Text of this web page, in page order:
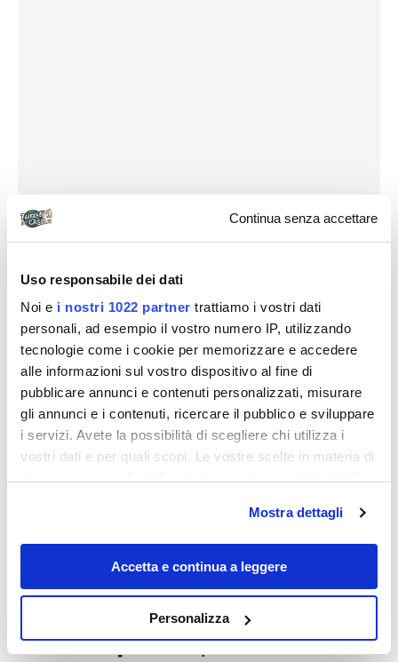
Continua senza accettare
Uso responsabile dei dati
Noi e i nostri 1022 partner trattiamo i vostri dati
personali, ad esempio il vostro numero IP, utilizzando
tecnologie come i cookie per memorizzare e accedere
alle informazioni sul vostro dispositivo al fine di
pubblicare annunci e contenuti personalizzati, misurare
gli annunci e i contenuti, ricercare il pubblico e sviluppare
i servizi. Avete la possibilità di scegliere chi utilizza i
vostri dati e per quali scopi. Le vostre scelte in materia di
modificare o revocare il proprio consenso in qualsiasi
momento dalla Dichiarazione sui cookie o facendo clic
sull'icona di attivazione della privacy.
raccogliere informazioni sulla tua posizione
geografica, con un'approssimazione di qualche
Mostra dettagli
Accetta e continua a leggere
Personalizza
Destinazioni
Una città di provincia, ma bella come una